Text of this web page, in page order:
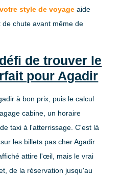
style de voyage aide
chute avant même de
de trouver le
pour Agadir
à bon prix, puis le calcul
cabine, un horaire
taxi à l'atterrissage. C'est là
les billets pas cher Agadir
attire l'œil, mais le vrai
de la réservation jusqu'au